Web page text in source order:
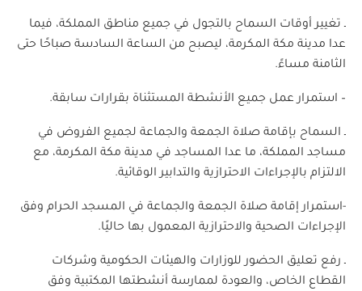
ـ تغيير أوقات السماح بالتجول في جميع مناطق المملكة، فيما
عدا مدينة مكة المكرمة، ليصبح من الساعة السادسة صباحًا حتى
الثامنة مساءً.
– استمرار عمل جميع الأنشطة المستثناة بقرارات سابقة.
ـ السماح بإقامة صلاة الجمعة والجماعة لجميع الفروض في
مساجد المملكة، ما عدا المساجد في مدينة مكة المكرمة، مع
الالتزام بالإجراءات الاحترازية والتدابير الوقائية.
-استمرار إقامة صلاة الجمعة والجماعة في المسجد الحرام وفق
الإجراءات الصحية والاحترازية المعمول بها حاليًا.
ـ رفع تعليق الحضور للوزارات والهيئات الحكومية وشركات
القطاع الخاص، والعودة لممارسة أنشطتها المكتبية وفق